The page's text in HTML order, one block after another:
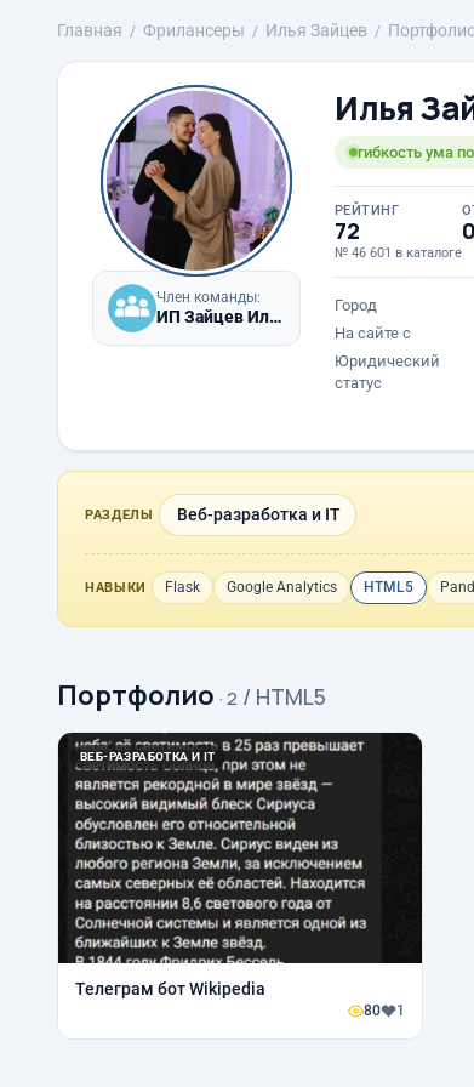
Главная Фрилансеры Илья Зайцев
Член команды:
ИП Зайцев Илья Дмитриевич
Илья
гибкость ума
РЕЙТИНГ
72
№ 46 601 в каталоге
0
Город
На сайте с
Юридический
статус
РАЗДЕЛЫ Веб-разработка и IT
НАВЫКИ Flask Google Analytics HTML5
Портфолио · 2 / HTML5
ВЕБ-РАЗРАБОТКА И IT
Телеграм бот Wikipedia
80 1